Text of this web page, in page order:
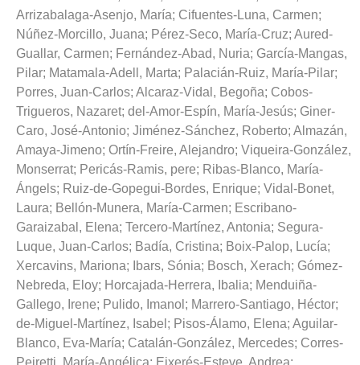
Arrizabalaga-Asenjo, María; Cifuentes-Luna, Carmen;
Núñez-Morcillo, Juana; Pérez-Seco, María-Cruz; Aured-
Guallar, Carmen; Fernández-Abad, Nuria; García-Mangas,
Pilar; Matamala-Adell, Marta; Palacián-Ruiz, María-Pilar;
Porres, Juan-Carlos; Alcaraz-Vidal, Begoña; Cobos-
Trigueros, Nazaret; del-Amor-Espín, María-Jesús; Giner-
Caro, José-Antonio; Jiménez-Sánchez, Roberto; Almazán,
Amaya-Jimeno; Ortín-Freire, Alejandro; Viqueira-González,
Monserrat; Pericás-Ramis, pere; Ribas-Blanco, María-
Ángels; Ruiz-de-Gopegui-Bordes, Enrique; Vidal-Bonet,
Laura; Bellón-Munera, María-Carmen; Escribano-
Garaizabal, Elena; Tercero-Martínez, Antonia; Segura-
Luque, Juan-Carlos; Badía, Cristina; Boix-Palop, Lucía;
Xercavins, Mariona; Ibars, Sónia; Bosch, Xerach; Gómez-
Nebreda, Eloy; Horcajada-Herrera, Ibalia; Menduiña-
Gallego, Irene; Pulido, Imanol ; Marrero-Santiago, Héctor;
de-Miguel-Martínez, Isabel ; Pisos-Álamo, Elena; Aguilar-
Blanco, Eva-María; Catalán-González, Mercedes; Corres-
Peiretti, María-Angélica; Eixerés-Esteve, Andrea;